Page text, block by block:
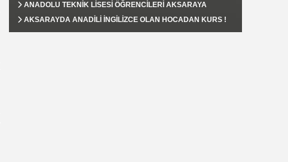
ANADOLU TEKNİK LİSESİ ÖĞRENCİLERİ AKSARAYA
FAYDALI OLMAK İSTİYORLAR.!!!
AKSARAYDA ANADİLİ İNGİLİZCE OLAN HOCADAN KURS !